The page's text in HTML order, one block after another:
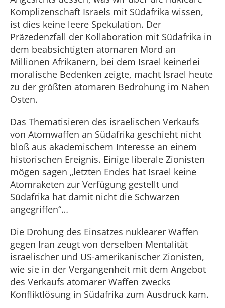
Komplizenschaft Israels mit Südafrika wissen,
ist dies keine leere Spekulation. Der
Präzedenzfall der Kollaboration mit Südafrika in
dem beabsichtigten atomaren Mord an
Millionen Afrikanern, bei dem Israel keinerlei
moralische Bedenken zeigte, macht Israel heute
zu der größten atomaren Bedrohung im Nahen
Osten.
Das Thematisieren des israelischen Verkaufs
von Atomwaffen an Südafrika geschieht nicht
bloß aus akademischem Interesse an einem
historischen Ereignis. Einige liberale Zionisten
mögen sagen „letzten Endes hat Israel keine
Atomraketen zur Verfügung gestellt und
Südafrika hat damit nicht die Schwarzen
angegriffen“…
Die Drohung des Einsatzes nuklearer Waffen
gegen Iran zeugt von derselben Mentalität
israelischer und US-amerikanischer Zionisten,
wie sie in der Vergangenheit mit dem Angebot
des Verkaufs atomarer Waffen zwecks
Konfliktlösung in Südafrika zum Ausdruck kam.